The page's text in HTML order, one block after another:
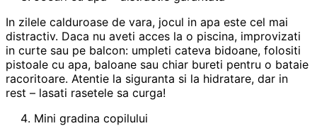
In zilele calduroase de vara, jocul in apa este cel mai
distractiv. Daca nu aveti acces la o piscina, improvizati
in curte sau pe balcon: umpleti cateva bidoane, folositi
pistoale cu apa, baloane sau chiar bureti pentru o bataie
racoritoare. Atentie la siguranta si la hidratare, dar in
rest – lasati rasetele sa curga!
Mini gradina copilului